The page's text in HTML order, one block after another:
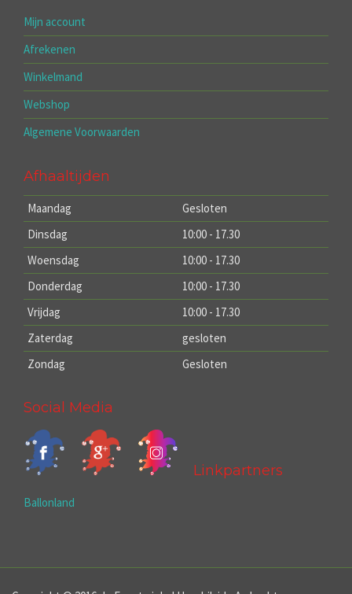
Mijn account
Afrekenen
Winkelmand
Webshop
Algemene Voorwaarden
Afhaaltijden
Maandag
Gesloten
Dinsdag
10:00 - 17.30
Woensdag
10:00 - 17.30
Donderdag
10:00 - 17.30
Vrijdag
10:00 - 17.30
Zaterdag
gesloten
Zondag
Gesloten
Social Media
Linkpartners
Ballonland